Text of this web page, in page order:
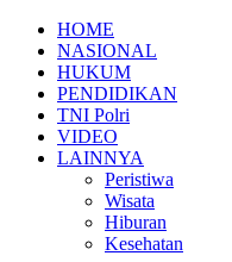
HOME
NASIONAL
HUKUM
PENDIDIKAN
TNI Polri
VIDEO
LAINNYA
Peristiwa
Wisata
Hiburan
Kesehatan